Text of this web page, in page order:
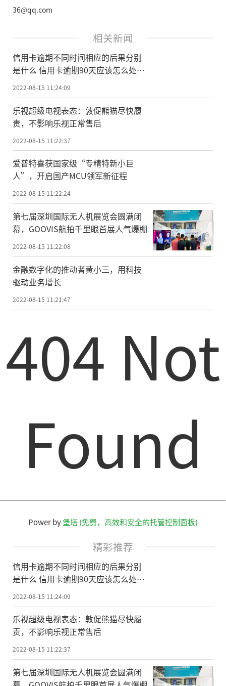
36@qq.com
相关新闻
信用卡逾期不同时间相应的后果分别
是什么 信用卡逾期90天应该怎么处
2022-08-15 11:24:09
乐视超级电视表态：敦促熊猫尽快履
责，不影响乐视正常售后
2022-08-15 11:22:37
爱普特喜获国家级“专精特新小巨
人”，开启国产MCU领军新征程
2022-08-15 11:22:24
第七届深圳国际无人机展览会圆满闭
幕，GOOVIS航拍千里眼首展人气爆棚
2022-08-15 11:22:08
金融数字化的推动者黄小三，用科技
驱动业务增长
2022-08-15 11:21:47
404 Not
Found
Power by堡塔 (免费，高效和安全的托管控制面板)
精彩推荐
信用卡逾期不同时间相应的后果分别
是什么 信用卡逾期90天应该怎么处
2022-08-15 11:24:09
乐视超级电视表态：敦促熊猫尽快履
责，不影响乐视正常售后
2022-08-15 11:22:37
第七届深圳国际无人机展览会圆满闭